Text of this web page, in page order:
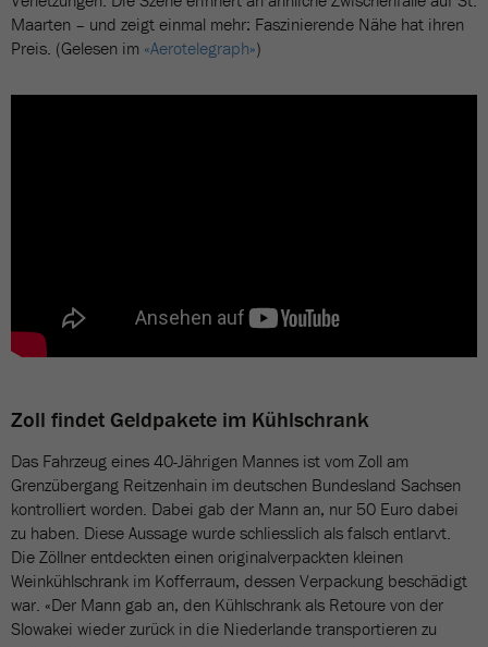
Maarten – und zeigt einmal mehr: Faszinierende Nähe hat ihren
Preis. (Gelesen im «Aerotelegraph»)
Zoll findet Geldpakete im Kühlschrank
Das Fahrzeug eines 40-Jährigen Mannes ist vom Zoll am
Grenzübergang Reitzenhain im deutschen Bundesland Sachsen
kontrolliert worden. Dabei gab der Mann an, nur 50 Euro dabei
zu haben. Diese Aussage wurde schliesslich als falsch entlarvt.
Die Zöllner entdeckten einen originalverpackten kleinen
Weinkühlschrank im Kofferraum, dessen Verpackung beschädigt
war. «Der Mann gab an, den Kühlschrank als Retoure von der
Slowakei wieder zurück in die Niederlande transportieren zu